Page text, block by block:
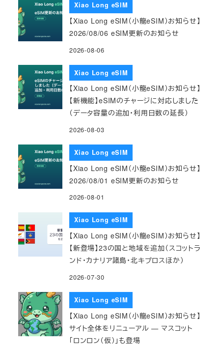
Xiao Long eSIM
【Xiao Long eSIM（小龍eSIM）お知らせ】
2026/08/06 eSIM更新のお知らせ
2026-08-06
Xiao Long eSIM
【Xiao Long eSIM（小龍eSIM）お知らせ】
【新機能】eSIMのチャージに対応しました
（データ容量の追加・利用日数の延長）
2026-08-03
Xiao Long eSIM
【Xiao Long eSIM（小龍eSIM）お知らせ】
2026/08/01 eSIM更新のお知らせ
2026-08-01
Xiao Long eSIM
【Xiao Long eSIM（小龍eSIM）お知らせ】
【新登場】23の国と地域を追加（スコットラ
ンド・カナリア諸島・北キプロスほか）
2026-07-30
Xiao Long eSIM
【Xiao Long eSIM（小龍eSIM）お知らせ】
サイト全体をリニューアル — マスコット
「ロンロン（仮）」も登場